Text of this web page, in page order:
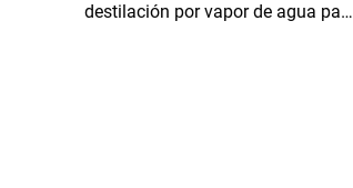
destilación por vapor de agua para